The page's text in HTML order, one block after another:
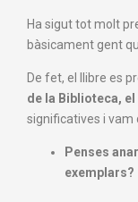
Ha sigut tot molt
bàsicament gent
De fet, el llibre es
de la Biblioteca, el
significatives i vam
Penses
exemplars?